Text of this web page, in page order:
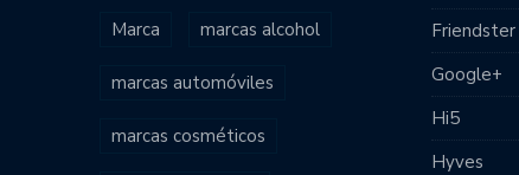
Marca marcas alcohol
marcas automóviles
marcas cosméticos
Friendster
Google+
Hi5
Hyves